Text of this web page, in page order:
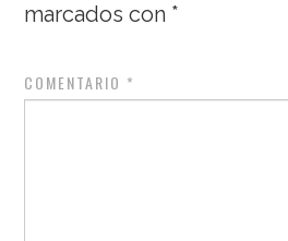
marcados con *
COMENTARIO *